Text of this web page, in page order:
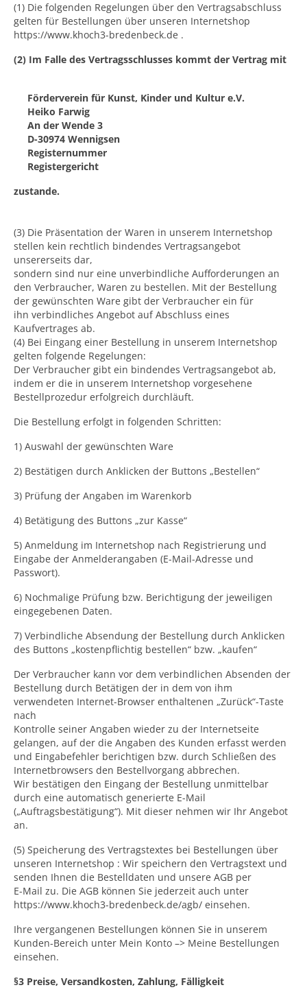
(1) Die folgenden Regelungen über den Vertragsabschluss
gelten für Bestellungen über unseren Internetshop
https://www.khoch3-bredenbeck.de .
(2) Im Falle des Vertragsschlusses kommt der Vertrag mit
Förderverein für Kunst, Kinder und Kultur e.V.
Heiko Farwig
An der Wende 3
D-30974 Wennigsen
Registernummer
Registergericht
zustande.
(3) Die Präsentation der Waren in unserem Internetshop
stellen kein rechtlich bindendes Vertragsangebot
unsererseits dar,
sondern sind nur eine unverbindliche Aufforderungen an
den Verbraucher, Waren zu bestellen. Mit der Bestellung
der gewünschten Ware gibt der Verbraucher ein für
ihn verbindliches Angebot auf Abschluss eines
Kaufvertrages ab.
(4) Bei Eingang einer Bestellung in unserem Internetshop
gelten folgende Regelungen:
Der Verbraucher gibt ein bindendes Vertragsangebot ab,
indem er die in unserem Internetshop vorgesehene
Bestellprozedur erfolgreich durchläuft.
Die Bestellung erfolgt in folgenden Schritten:
1) Auswahl der gewünschten Ware
2) Bestätigen durch Anklicken der Buttons „Bestellen“
3) Prüfung der Angaben im Warenkorb
4) Betätigung des Buttons „zur Kasse“
5) Anmeldung im Internetshop nach Registrierung und
Eingabe der Anmelderangaben (E-Mail-Adresse und
Passwort).
6) Nochmalige Prüfung bzw. Berichtigung der jeweiligen
eingegebenen Daten.
7) Verbindliche Absendung der Bestellung durch Anklicken
des Buttons „kostenpflichtig bestellen“ bzw. „kaufen“
Der Verbraucher kann vor dem verbindlichen Absenden der
Bestellung durch Betätigen der in dem von ihm
verwendeten Internet-Browser enthaltenen „Zurück“-Taste
nach
Kontrolle seiner Angaben wieder zu der Internetseite
gelangen, auf der die Angaben des Kunden erfasst werden
und Eingabefehler berichtigen bzw. durch Schließen des
Internetbrowsers den Bestellvorgang abbrechen.
Wir bestätigen den Eingang der Bestellung unmittelbar
durch eine automatisch generierte E-Mail
(„Auftragsbestätigung“). Mit dieser nehmen wir Ihr Angebot
an.
(5) Speicherung des Vertragstextes bei Bestellungen über
unseren Internetshop : Wir speichern den Vertragstext und
senden Ihnen die Bestelldaten und unsere AGB per
E-Mail zu. Die AGB können Sie jederzeit auch unter
https://www.khoch3-bredenbeck.de/agb/ einsehen.
Ihre vergangenen Bestellungen können Sie in unserem
Kunden-Bereich unter Mein Konto –> Meine Bestellungen
einsehen.
§3 Preise, Versandkosten, Zahlung, Fälligkeit